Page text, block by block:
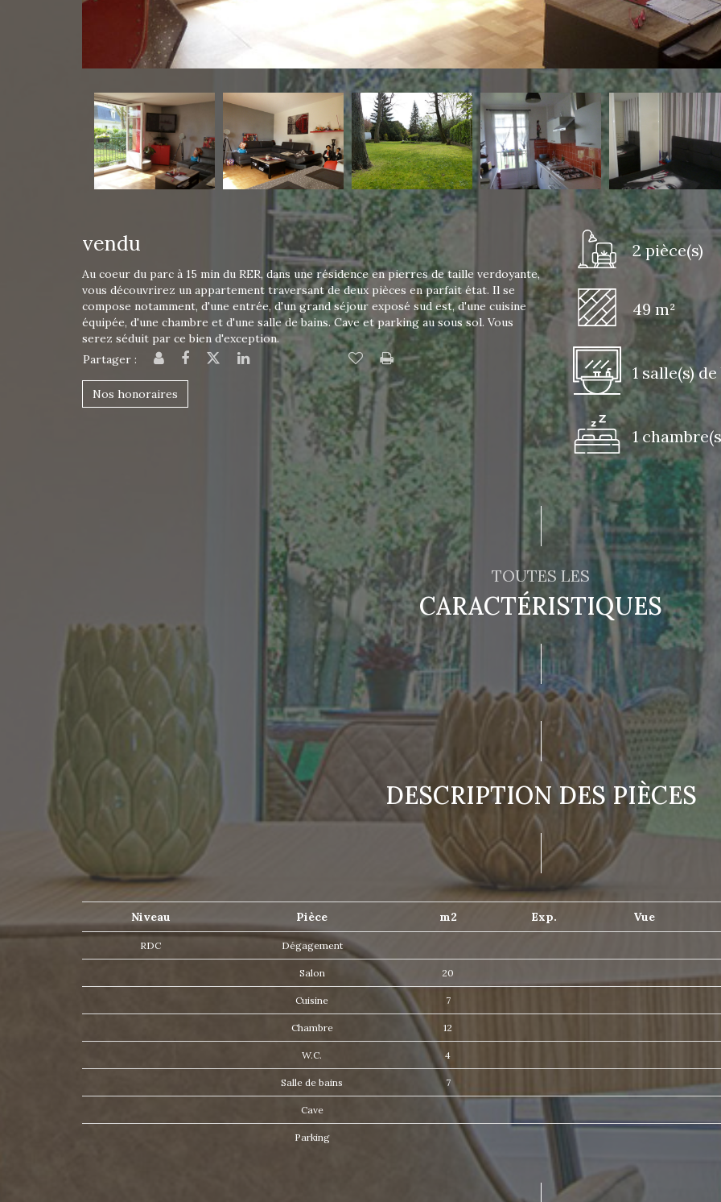
vendu
Au coeur du parc à 15 min du RER, dans une résidence en pierres de taille verdoyante,
vous découvrirez un appartement traversant de deux pièces en parfait état. Il se
compose notamment, d'une entrée, d'un grand séjour exposé sud est, d'une cuisine
équipée, d'une chambre et d'une salle de bains. Cave et parking au sous sol. Vous
serez séduit par ce bien d'exception.
Partager :
Nos honoraires
2 pièce(s)
49 m²
1 salle(s)
1
TOUTES LES
CARACTÉRISTIQUES
DESCRIPTION DES PIÈCES
Niveau Pièce m2 Exp. Vue
RDC Dégagement
Salon 20
Cuisine 7
Chambre 12
W.C. 4
Salle de bains 7
Cave
Parking